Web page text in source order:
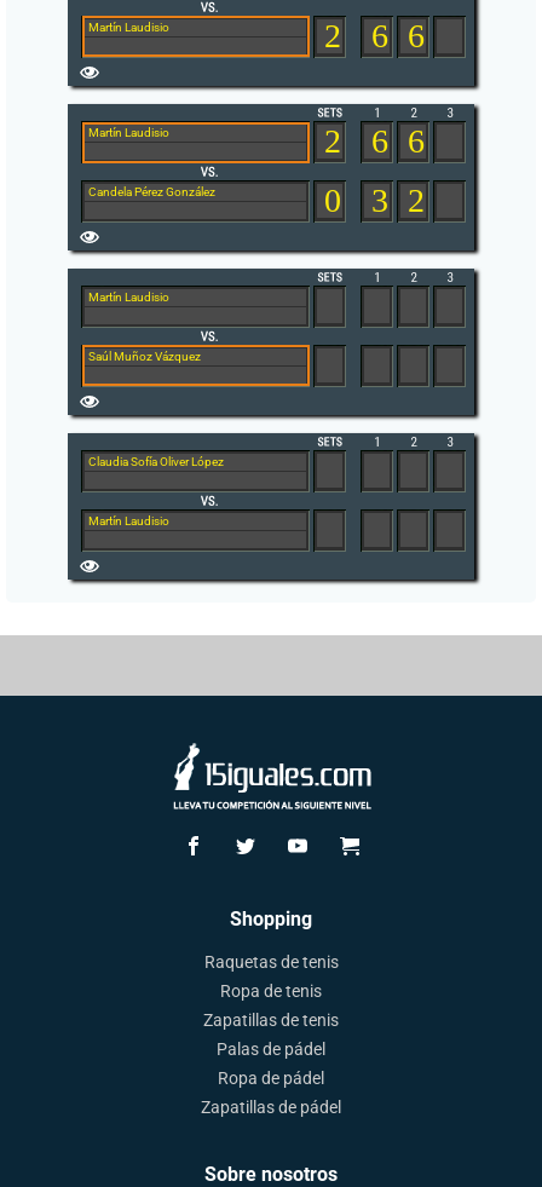
Martín Laudisio
2
6 6
Martín Laudisio
Candela Pérez González
2
0
6 6
3 2
Martín Laudisio
Saúl Muñoz Vázquez
Claudia Sofía Oliver López
Martín Laudisio
Shopping
Raquetas de tenis
Ropa de tenis
Zapatillas de tenis
Palas de pádel
Ropa de pádel
Zapatillas de pádel
Sobre nosotros